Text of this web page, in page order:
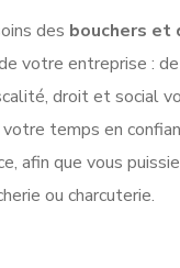
des bouchers et
votre entreprise :
droit et social
votre temps en
afin que vous
ou charcuterie.